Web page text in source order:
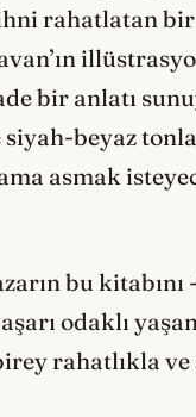
rahatlatan
bir anlatı
beyaz
asmak
bu kitabını
odaklı
rahatlıkla ve